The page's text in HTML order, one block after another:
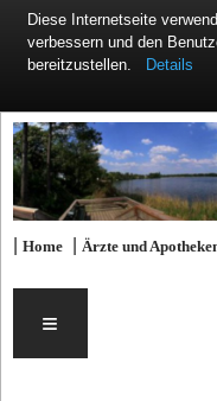
|Home |Ärzte und
≡
Diese Internetseite
verbessern und den
bereitzustellen.
Details